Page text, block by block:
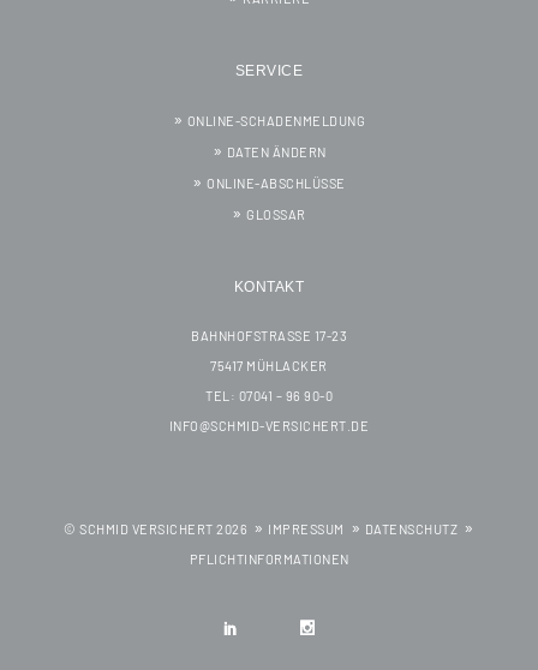
SERVICE
ONLINE-SCHADENMELDUNG
DATEN ÄNDERN
ONLINE-ABSCHLÜSSE
GLOSSAR
KONTAKT
BAHNHOFSTRASSE 17-23
75417 MÜHLACKER
TEL: 07041 – 96 90-0
INFO@SCHMID-VERSICHERT.DE
© SCHMID VERSICHERT 2026 IMPRESSUM
DATENSCHUTZ
PFLICHTINFORMATIONEN